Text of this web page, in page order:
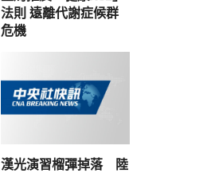
法則 遠離代謝症候群
危機
漢光演習榴彈掉落 陸